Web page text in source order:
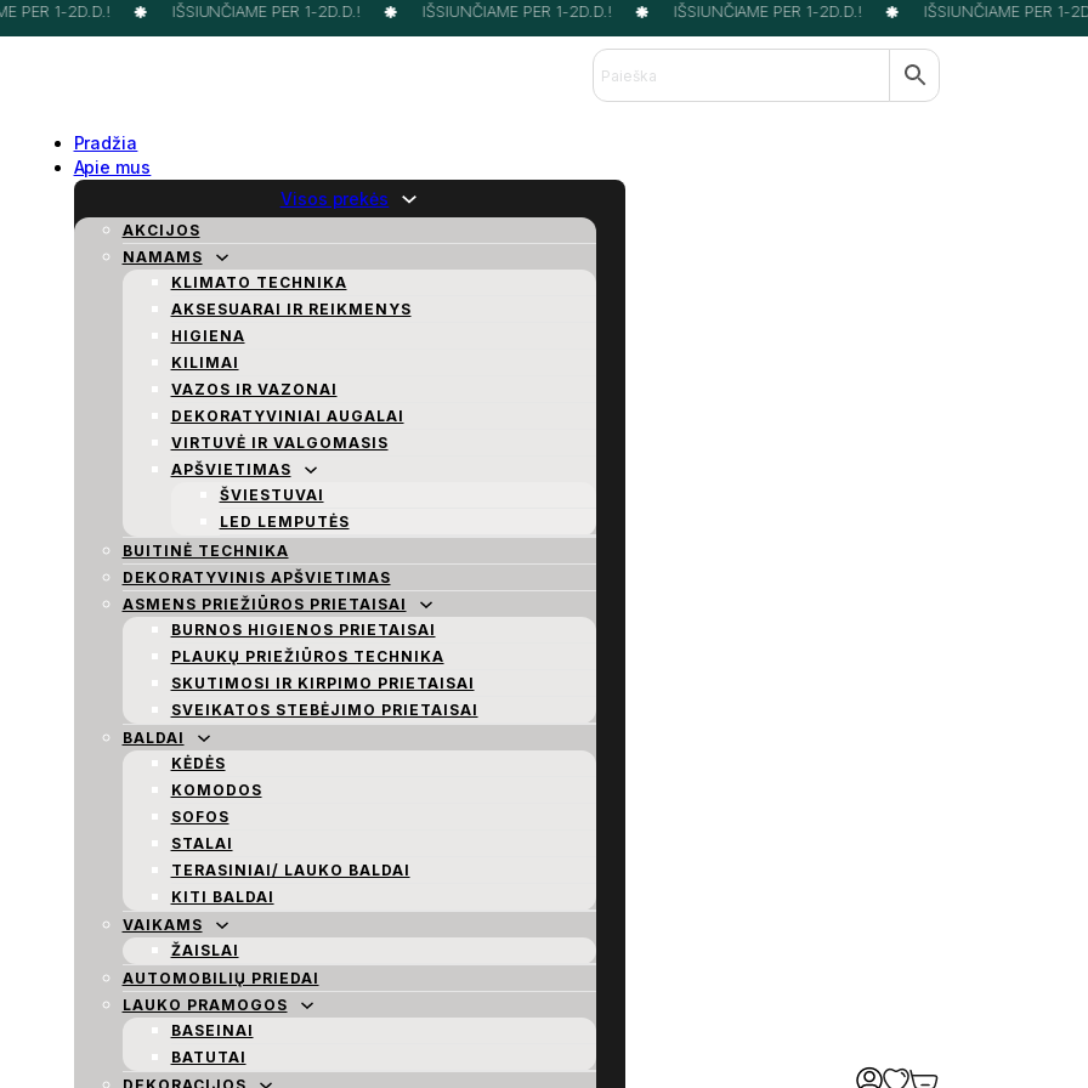
PER 1-2D.D.! IŠSIUNČIAME PER 1-2D.D.! IŠSIUNČIAME PER 1-2D.D.! IŠSIUNČIAME PER 1-2D.D.! IŠSIUNČIAME PER 1-
Pradžia
Apie mus
Visos prekės
AKCIJOS
NAMAMS
KLIMATO TECHNIKA
AKSESUARAI IR REIKMENYS
HIGIENA
KILIMAI
VAZOS IR VAZONAI
DEKORATYVINIAI AUGALAI
VIRTUVĖ IR VALGOMASIS
APŠVIETIMAS
ŠVIESTUVAI
LED LEMPUTĖS
BUITINĖ TECHNIKA
DEKORATYVINIS APŠVIETIMAS
ASMENS PRIEŽIŪROS PRIETAISAI
BURNOS HIGIENOS PRIETAISAI
PLAUKŲ PRIEŽIŪROS TECHNIKA
SKUTIMOSI IR KIRPIMO PRIETAISAI
SVEIKATOS STEBĖJIMO PRIETAISAI
BALDAI
KĖDĖS
KOMODOS
SOFOS
STALAI
TERASINIAI/ LAUKO BALDAI
KITI BALDAI
VAIKAMS
ŽAISLAI
AUTOMOBILIŲ PRIEDAI
LAUKO PRAMOGOS
BASEINAI
BATUTAI